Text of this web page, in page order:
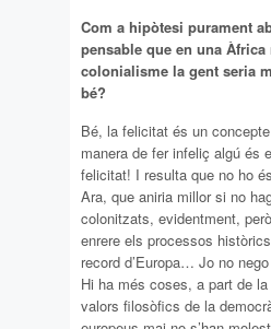
Com a hipòtesi purament
pensable que en una Àfrica
colonialisme la gent seria
bé?
Bé, la felicitat és un
manera de fer infeliç algú és
felicitat! I resulta que no ho
Ara, que aniria millor si no
colonitzats, evidentment,
enrere els processos
record d’Europa… Jo no
Hi ha més coses, a part de
valors filosòfics de la